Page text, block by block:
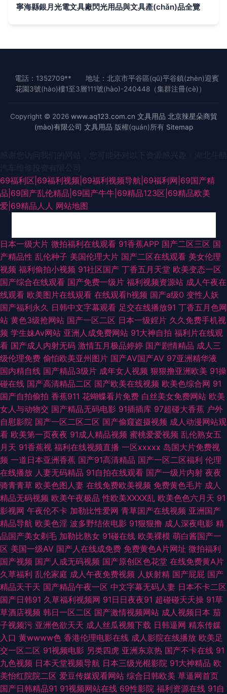
寧海縣銀月光電文具廠閃光用品與文具產(chǎn)品全覽
電話：1352709**
地址：北京市平谷區(qū)平谷鎮(zhèn)迎賓
花園3號(hào)樓1至3層111號(hào)-240448（集群注冊(cè)）
Copyright © 2026 www.aq123.com.cn 文具用品 北京辣星朵商貿
(mào)有限公司 文具用品 版權(quán)所有 Sitemap
69福利区|69福利视频|69福利视频导航|69福利网|69国产精
品|69国产乱伦精品|69国产牛牛|69精品123区|69精品欧美
爱|69精品人人 网站地图
国产91在线资源 国产丝袜自拍 91蜜臀刺激网 国产欧美首页 青草无码一区二
区 伊人太香蕉 av91传媒 黄色精品网址 五月丁香最新资源 91九色海角涩涩
国产精品婷婷综合 人人射亚洲 91激情乱伦 狼友色av 1024成人在线观看 大
香蕉亚洲伊人 人妻社区 91免费国产视频 国产传媒中文字幕 内射人妖 偷拍视
频无码91 91极品视频 大香蕉老怡红院 欧美孕妇日P视频 91r福利 91黄在线观
看永久免费版 国产精品久久66 日韩三四五区 91蝌蚪视频在线 超碰91久久网
日本美女网站AV 大香蕉资源站 免费在线www 91白丝少妇 95青娱国内视频
久草福利欧美 手机偷拍色图 91超在线视频公开 操草草屁屁 九一成人 午夜成
人3d网 91久久蝌蚪视频 囯产精品一二三 欧韩免费视频 丝袜人妻无码网址
91久久欧美极品 操日韩第一页 精品综合人妻在线 欧美日韩成人精品综合 91
超碰青青 不卡一区二区在线 精品久久AV大香蕉 深夜91福利社 91操碎 91宅
女天堂 久久草久久爽 欧美性爱网第一页 在线观看污 AV福利地址 伦理片日本
五月花社区午夜 91国产丝袜在线观看 国产91尤物视频网址 日韩欧美一级 91
白丝网站 91网站快播传媒 黄色性情网站 日韩成人日韩精品 91巨炮永久 第一
福利视频导航 人人操超碰91 综合色久悠悠 91网址在线观看视频 国产黄在线
免费观看 亚洲欧美成人AAA 91探花福利视频 韩日精品在线 日韩无码第12页
91麻豆蜜桃人妻 岛国搬运工在线视频 欧美亚另类风情 美女福利一区 国产性
福利 国厂三级在线播放 国产39页 97韩影视伦理 ts赵恩静肛交 蜜桃肏屄 色
日本一级大片 微拍福利在线观看 91香蕉APP 国产二区三区 国
产精品性 乱伦种子 美国伦理大片 国产二区在线观看 美女伦理
视频 福利偷拍小视频 91社区国产 丁香五月天堂 欧美变态一区
国产综合在线观看 国产免费一级片 福利视频资源站 成人午夜在
线观看 欧美图片在线观看 在线观看h视频 国产a级0 变性人妖
国产福利永久 日韩中文字幕观看 足交在线播放91 丁香五月色网
站 黄色3级抢网站 国产一区二区 日本一级婬片 久久免费手机视
频 学生妹Av网站 亚洲人成免费网站 91大神自拍 福利片在线观
看 国产成人内射无码 激情五月极品婷婷 国产剧情精品 成人三
级伦理免费 偷怕欧美亚州图片 国产AV国产AV 97亚洲精华液
国内精自线 国产精品3级片 成年女人视频 狠狠撸亚洲欧美 91操
碰在线 国产高清精品二区 国产欧美在线视频 欧美色综合网 91
国产自拍偷拍 香蕉911 花蝴蝶看片免费 白丝美女免费网站 欧美
女人与动物交 国产精品无码电影 91插插库 97超碰大香蕉 户外
自慰影院 国产一区二区二区 国产偷窥盗摄视频 成人动漫网站观
看 欧美第一页夜夜 91成人精品视频 蜜桃爱爱视频 乱伦熟女五
月天 91香蕉视 福利在线视频直播 一区xxxxx 岛国大片免费视
频 一道日本亚洲香蕉 国产91高清精品 国产一区二区福利 伦理
在线播放 人妻无码精品 91自拍在线观看 国产一级片内射 夜夜
骑青青草 欧美色图人妻 在线免费欧美视频 免费黄色毛片 成人
精品无码视频 欧美午夜极品 性欧美ⅩⅩⅩⅩ乱 欧美色色六月天 91
影视网 午夜伦不卡 加勒比性爱网 青草国产在线视频 亚洲国产
精品导航 欧美色淫 波多野结依电影 91狠狠撸 成人深夜电影 精
品国产美女剃毛 加勒比熟女 91碰在线 欧美裸模 萌白酱国产一
区 美国一级AV 国产人在线成免费 免费黄色A片网址 微拍福利
国产视频 国产人成无码视频 国产原创区色花堂 在线免费黄A片
久草福利 乱伦家庭 成人午夜免费视频 人妖射精 国产屁屁 国产
精品天干天 国产精品午夜一区 中文字幕无码人妻 日本不卡二区
国产日韩91 久草福利视频网 91日日夜夜91 超碰碰天天操 91草
草酒店视频 韩日一区二区 国产激情视频网站 成人视频日本 茄
子视频污 亚洲色欲天天 成人丝瓜视频下载 日韩逼网 精东传媒
入口 黄wwww色 香港伦理电影在线 成人影院在线播放 欧美足
交一区二区 91视频电影 另类四虎 亚洲东京热 国产不卡在线 91
九色视频 日本天堂视频导航 日本三级光棍影院 91大神精品 欧
美怡红院院二区 爱豆传媒观看网站 综合日韩欧美 草逼网首页
国产日韩精品91 91视频网站在线 69性影院 福利资源在线 91自